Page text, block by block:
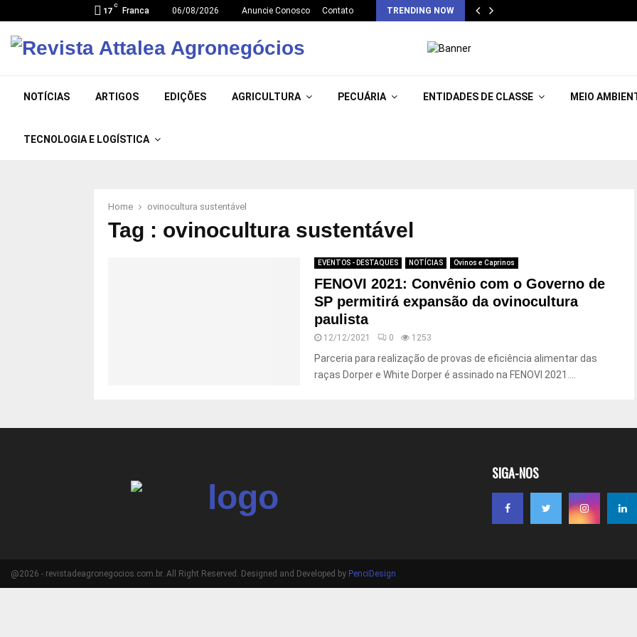
17
C
Franca 06/08/2026 Anuncie Conosco Contato TRENDING NOW
NOTÍCIAS ARTIGOS EDIÇÕES AGRICULTURA PECUÁRIA ENTIDADES DE CLASSE MEIO
TECNOLOGIA E LOGÍSTICA
Home ovinocultura sustentável
Tag : ovinocultura sustentável
EVENTOS - DESTAQUES NOTÍCIAS Ovinos e Caprinos
FENOVI 2021: Convênio com o Governo de
SP permitirá expansão da ovinocultura
paulista
12/12/2021 0 1253
Parceria para realização de provas de eficiência alimentar das
raças Dorper e White Dorper é assinado na FENOVI 2021....
SIGA-NOS
@2026 - revistadeagronegocios.com.br. All Right Reserved. Designed and Developed by PenciDesign